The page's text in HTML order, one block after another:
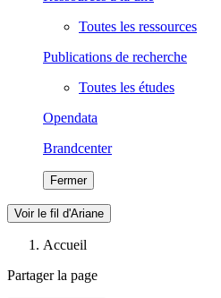
Toutes les ressources
Publications de recherche
Toutes les études
Opendata
Brandcenter
Fermer
Voir le fil d'Ariane
Accueil
Partager la page